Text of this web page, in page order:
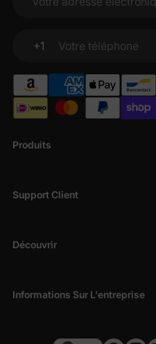
Produits
Support Client
Découvrir
Informations Sur L'entreprise
Votre adresse électronique
+1
Votre téléphone